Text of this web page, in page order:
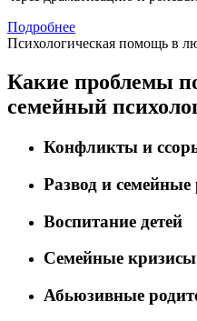
Подробнее
Психологическая помощь в
Какие проблемы
семейный
Конфликты и
Развод и
Воспитание детей
Семейные кризисы
Абьюзивные